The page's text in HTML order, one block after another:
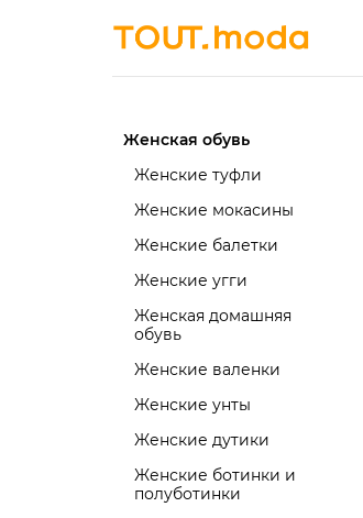
Женская обувь
Женские туфли
Женские мокасины
Женские балетки
Женские угги
Женская домашняя
обувь
Женские валенки
Женские унты
Женские дутики
Женские ботинки и
полуботинки